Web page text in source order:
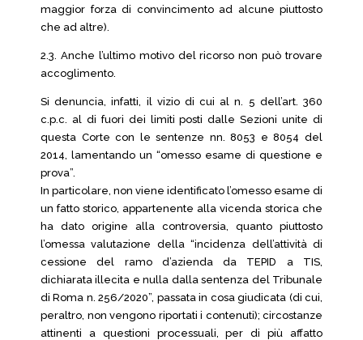
maggior forza di convincimento ad alcune piuttosto
che ad altre).
2.3. Anche l’ultimo motivo del ricorso non può trovare
accoglimento.
Si denuncia, infatti, il vizio di cui al n. 5 dell’art. 360
c.p.c. al di fuori dei limiti posti dalle Sezioni unite di
questa Corte con le sentenze nn. 8053 e 8054 del
2014, lamentando un “omesso esame di questione e
prova”.
In particolare, non viene identificato l’omesso esame di
un fatto storico, appartenente alla vicenda storica che
ha dato origine alla controversia, quanto piuttosto
l’omessa valutazione della “incidenza dell’attività di
cessione del ramo d’azienda da TEPID a TIS,
dichiarata illecita e nulla dalla sentenza del Tribunale
di Roma n. 256/2020”, passata in cosa giudicata (di cui,
peraltro, non vengono riportati i contenuti); circostanze
attinenti a questioni processuali, per di più affatto